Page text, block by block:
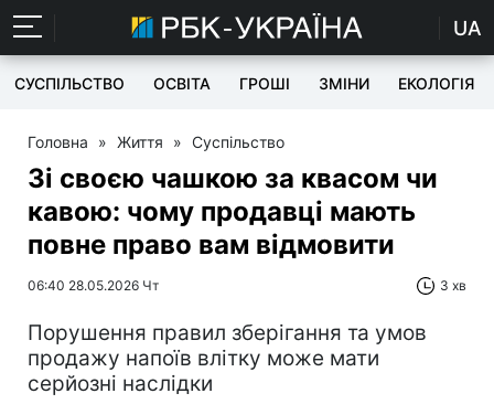
UA
СУСПІЛЬСТВО ОСВІТА ГРОШІ ЗМІНИ ЕКОЛОГІЯ
Головна » Життя » Суспільство
Зі своєю чашкою за квасом чи
кавою: чому продавці мають
повне право вам відмовити
06:40 28.05.2026 Чт 3 хв
Порушення правил зберігання та умов
продажу напоїв влітку може мати
серйозні наслідки